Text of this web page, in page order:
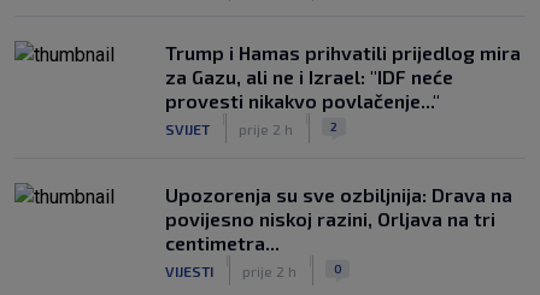
Trump i Hamas prihvatili prijedlog mira
za Gazu, ali ne i Izrael: "IDF neće
provesti nikakvo povlačenje..."
SVIJET prije 2 h 2
Upozorenja su sve ozbiljnija: Drava na
povijesno niskoj razini, Orljava na tri
centimetra...
VIJESTI prije 2 h 0